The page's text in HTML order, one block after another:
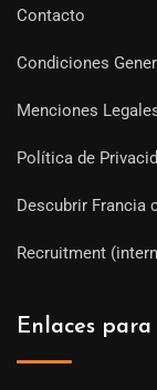
Contacto
Condiciones
Menciones
Política de
Descubrir Francia
Recruitment
Enlaces